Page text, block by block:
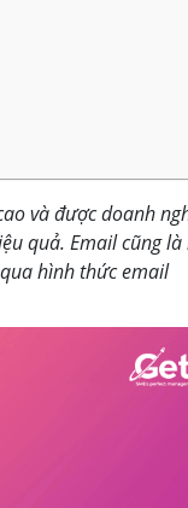
và được doanh
quả. Email cũng
hình thức email